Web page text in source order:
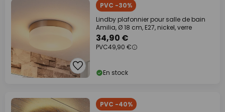
PVC -30%
Lindby plafonnier pour salle de bain
Amilia, Ø 18 cm, E27, nickel, verre
34,90 €
PVC49,90 €
En stock
PVC -40%